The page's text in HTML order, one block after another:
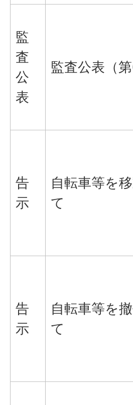
監
査
公
表
監査公表（第
告
示
自転車等を
て
告
示
自転車等を
て